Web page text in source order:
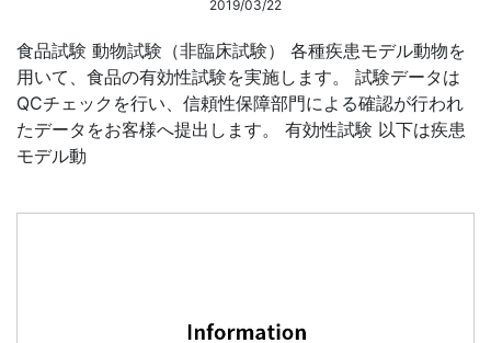
2019/03/22
食品試験 動物試験（非臨床試験） 各種疾患モデル動物を
用いて、食品の有効性試験を実施します。 試験データは
QCチェックを行い、信頼性保障部門による確認が行われ
たデータをお客様へ提出します。 有効性試験 以下は疾患
モデル動